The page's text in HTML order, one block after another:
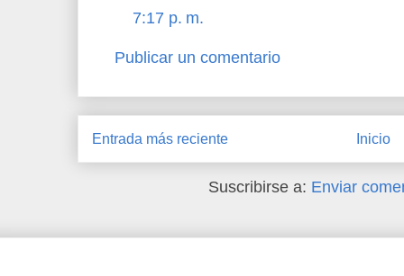
7:17 p. m.
Publicar un comentario
Entrada más reciente Inicio
Suscribirse a: Enviar